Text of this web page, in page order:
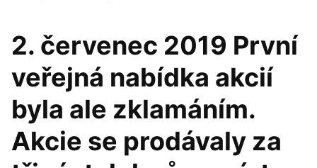
2. červenec 2019 První
veřejná nabídka akcií
byla ale zklamáním.
Akcie se prodávaly za